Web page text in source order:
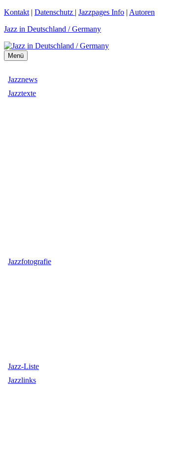
Zum
springen
Kontakt | Datenschutz | Jazzpages Info | Autoren
Jazz in Deutschland / Germany
Menü
Jazznews
Jazztexte
Jazzfotografie
Jazz-Liste
Jazzlinks